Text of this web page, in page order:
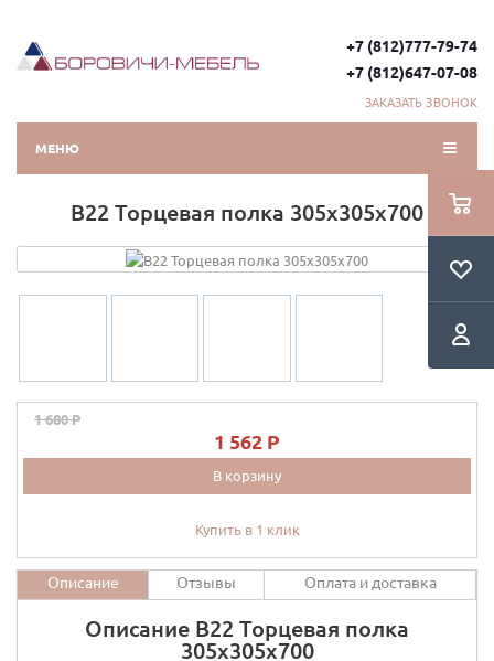
+7 (812)777-79-74
+7 (812)647-07-08
ЗАКАЗАТЬ ЗВОНОК
МЕНЮ
В22 Торцевая полка 305х305х700
1 680 P
1 562 P
В корзину
Купить в 1 клик
Описание Отзывы Оплата и доставка
Описание В22 Торцевая полка
305х305х700